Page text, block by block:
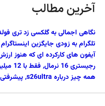
آخرین مطالب
نگاهی اجمالی به گلکسی زد تری فولد, موبایل 800
تلگرام به زودی جایگزین
آیفون های کارکرده ای که هنوز
رجیستری 16 نرمال, فقط با 12 میلیون!
همه چیز درباره s26ultra, پیشرفتی محدود اما قابل توجه